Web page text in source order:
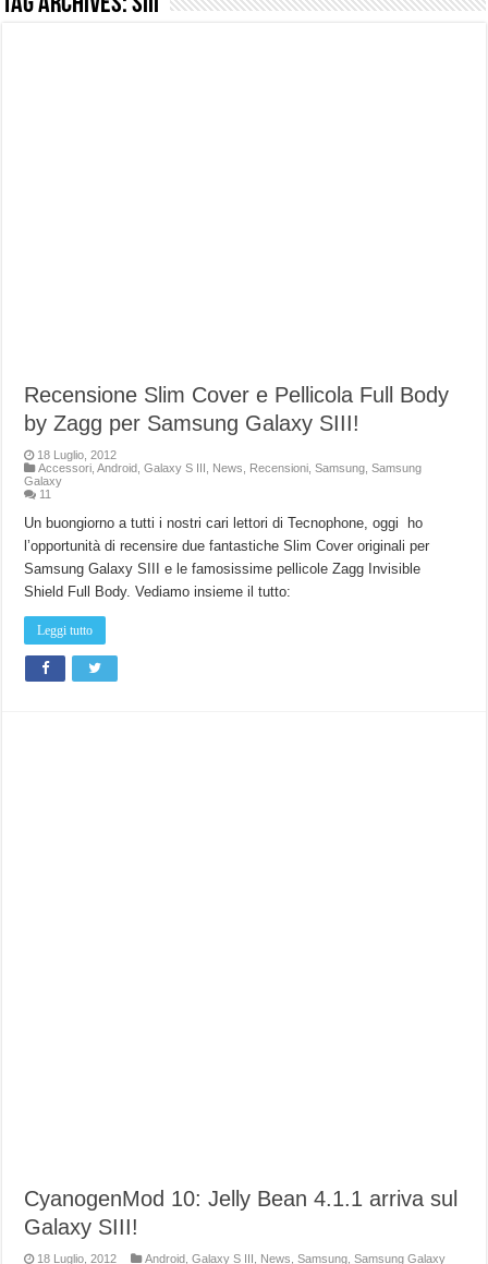
Recensione Slim Cover e Pellicola Full Body
by Zagg per Samsung Galaxy SIII!
18 Luglio, 2012
Accessori ,Android ,Galaxy S III News Recensioni ,Samsung ,Samsung
Galaxy
11
Un buongiorno a tutti i nostri cari lettori di Tecnophone, oggi ho
l’opportunità di recensire due fantastiche Slim Cover originali per
Samsung Galaxy SIII e le famosissime pellicole Zagg Invisible
Shield Full Body. Vediamo insieme il tutto:
Leggi tutto
CyanogenMod 10: Jelly Bean 4.1.1 arriva sul
Galaxy SIII!
18 Luglio, 2012 Android ,Galaxy S III News ,Samsung ,Samsung Galaxy